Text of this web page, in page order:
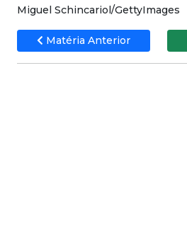
Miguel Schincariol/GettyImages
Matéria Anterior